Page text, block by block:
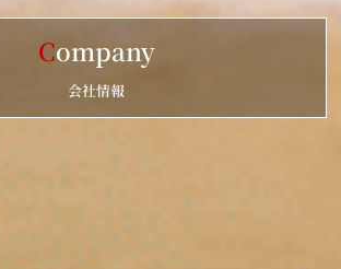
Company
会社情報